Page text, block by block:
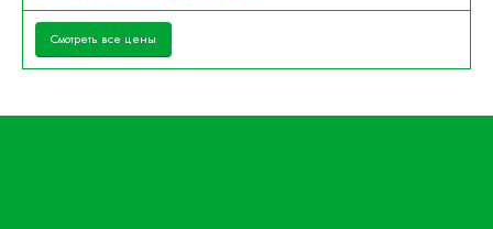
Смотреть все цены